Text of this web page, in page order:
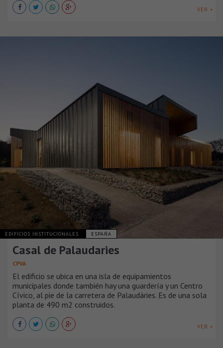
VER +
EDIFICIOS INSTITUCIONALES ESPAÑA
Casal de Palaudaries
CPVA
El edificio se ubica en una isla de equipamientos
municipales donde también hay una guardería y un Centro
Cívico, al pie de la carretera de Palaudàries. Es de una sola
planta de 490 m2 construidos.
VER +